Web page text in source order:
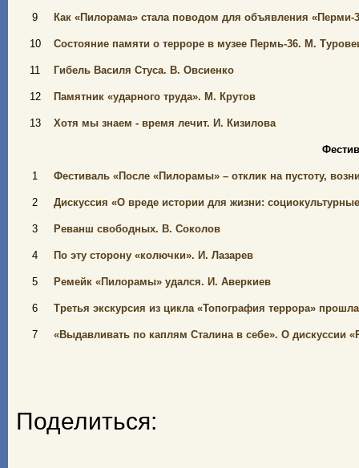
9 Как «Пилорама» стала поводом для объявления «Перми-
10 Состояние памяти о терроре в музее Пермь-36. М.
11 Гибель Василя Стуса. В. Овсиенко
12 Памятник «ударного труда». М. Крутов
13 Хотя мы знаем - время лечит. И. Кизилова
1 Фестиваль «После «Пилорамы» – отклик на пустоту,
2 Дискуссия «О вреде истории для жизни:
3 Реванш свободных. В. Соколов
4 По эту сторону «колючки». И. Лазарев
5 Ремейк «Пилорамы» удался. И. Аверкиев
6 Третья экскурсия из цикла «Топография террора»
7 «Выдавливать по каплям Сталина в себе». О дискуссии
Поделиться: